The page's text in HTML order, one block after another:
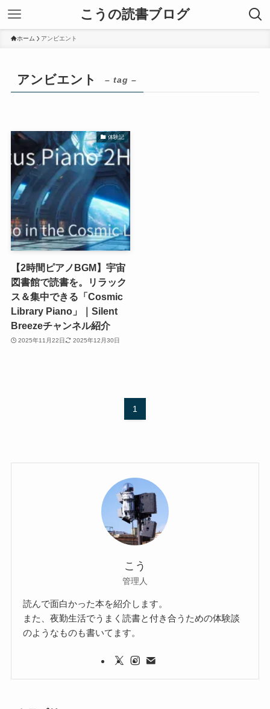
こうの読書ブログ
ホーム アンビエント
アンビエント – tag –
体験記
【2時間ピアノBGM】宇宙
図書館で読書を。リラック
ス＆集中できる「Cosmic
Library Piano」｜Silent
Breezeチャンネル紹介
2025年11月22日 2025年12月30日
1
こう
管理人
読んで面白かった本を紹介します。
また、夜勤生活でうまく読書と付き合うための体験談
のようなものも書いてます。